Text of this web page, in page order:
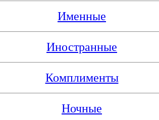
Именные
Иностранные
Комплименты
Ночные